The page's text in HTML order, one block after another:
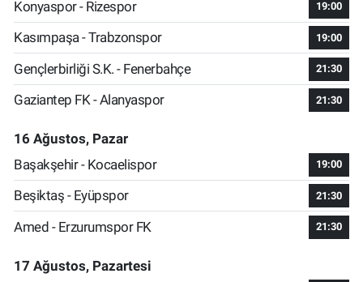
Konyaspor - Rizespor
19:00
Kasımpaşa - Trabzonspor 19:00
Gençlerbirliği S.K. - Fenerbahçe 21:30
Gaziantep FK - Alanyaspor 21:30
16 Ağustos, Pazar
Başakşehir - Kocaelispor
19:00
Beşiktaş - Eyüpspor 21:30
Amed - Erzurumspor FK 21:30
17 Ağustos, Pazartesi